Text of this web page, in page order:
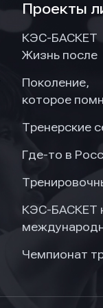
Проекты
КЭС-БАСКЕТ
Жизнь после
Поколение,
которое
Тренерские
Где-то в
КЭС-БАСКЕТ
Чемпионат